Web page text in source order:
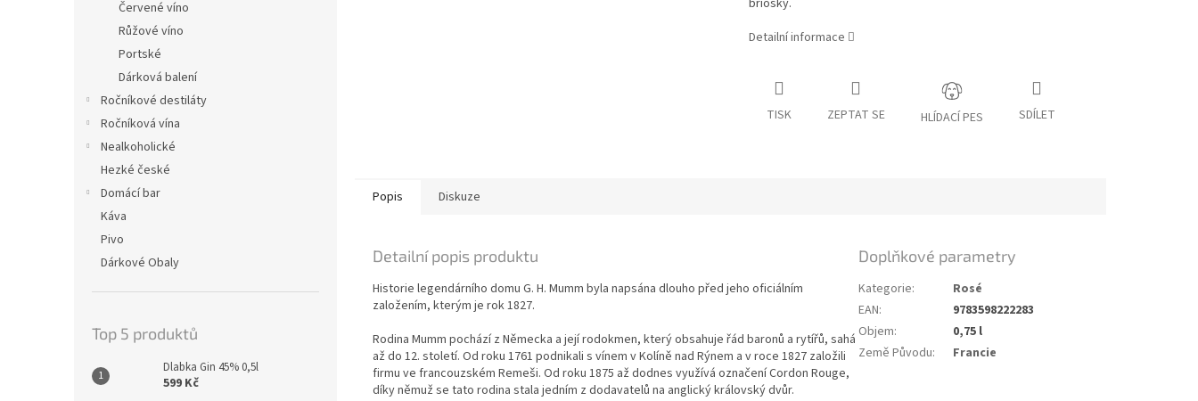
Červené víno
Růžové víno
Portské
Dárková balení
Ročníkové destiláty
Ročníková vína
Nealkoholické
Hezké české
Domácí bar
Káva
Pivo
Dárkové Obaly
Top 5 produktů
Dlabka Gin 45% 0,5l
599 Kč
briošky.
Detailní informace
TISK ZEPTAT SE HLÍDACÍ PES SDÍLET
Popis Diskuze
Detailní popis produktu
Historie legendárního domu G. H. Mumm byla napsána dlouho před jeho oficiálním
založením, kterým je rok 1827.
Rodina Mumm pochází z Německa a její rodokmen, který obsahuje řád baronů a rytířů, sahá
až do 12. století. Od roku 1761 podnikali s vínem v Kolíně nad Rýnem a v roce 1827 založili
firmu ve francouzském Remeši. Od roku 1875 až dodnes využívá označení Cordon Rouge,
díky němuž se tato rodina stala jedním z dodavatelů na anglický královský dvůr.
Doplňkové parametry
Kategorie:
Rosé
EAN:
9783598222283
Objem:
0,75 l
Země Původu: Francie